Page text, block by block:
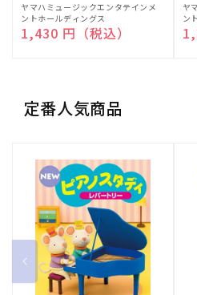
販
売
元:
ヤマハミュージックエンタテインメ
ントホールディングス
通常価格
1,430 円（税込）
販
売
元:
ヤ
ン
定番人気商品